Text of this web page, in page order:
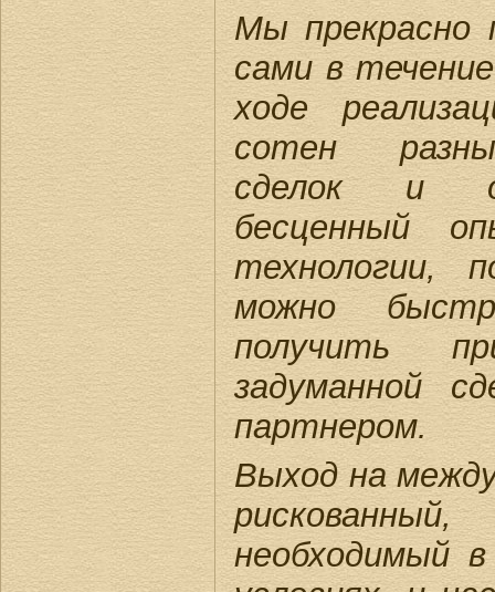
Мы прекрасно
сами в
ходе
сотен
сделок и
бесценный
технологии,
можно
получить
задуманной
партнером.
Выход на
необходимый